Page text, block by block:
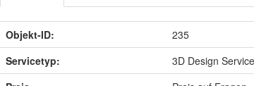
Objekt-ID:
235
Servicetyp:
3D Design